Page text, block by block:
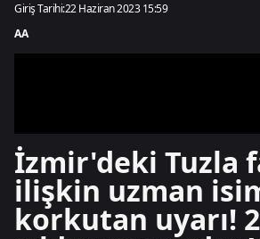
Giriş Tarihi:22 Haziran 2023 15:59
AA
İzmir'deki Tuzla
ilişkin uzman
korkutan uyarı!